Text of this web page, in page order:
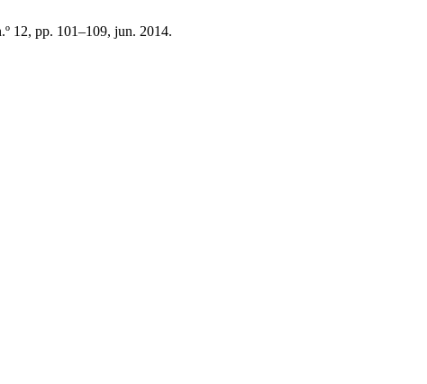
12, pp. 101–109, jun. 2014.